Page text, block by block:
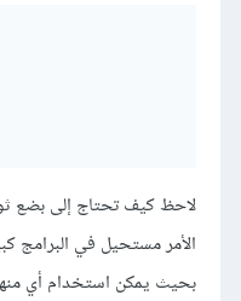
لاحظ كيف تحتاج إلى بضع
بحيث يمكن استخدام أي